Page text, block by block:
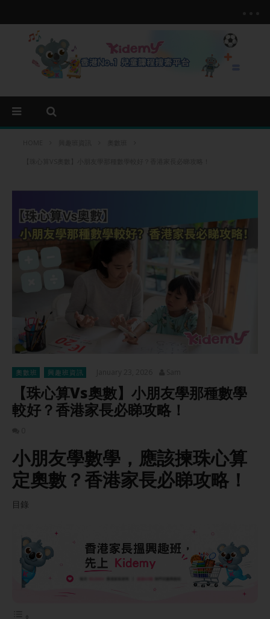
奧數班 興趣班資訊
【珠心算Vs奧數】小朋友學那種數學
較好？香港家長必睇攻略！
小朋友學數學，應該揀珠心算
定奧數？香港家長必睇攻略！
目錄